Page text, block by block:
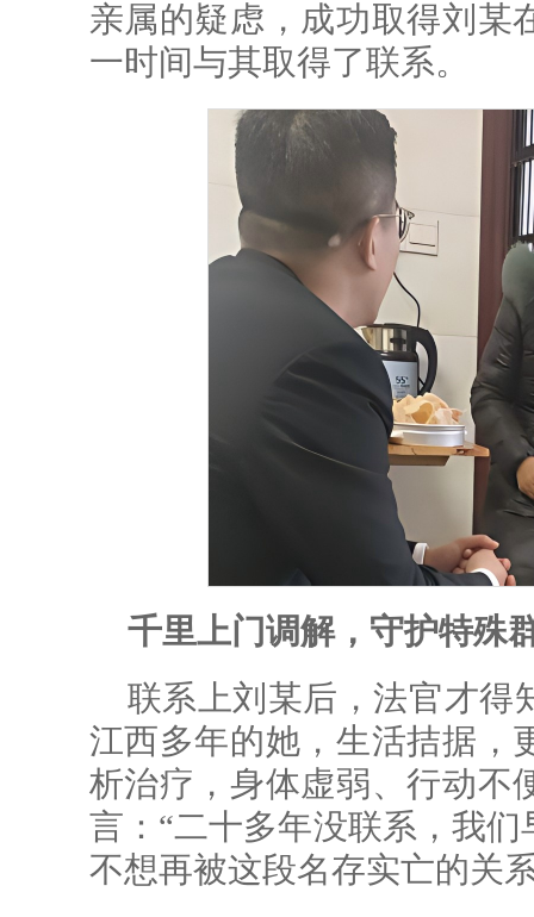
亲属的疑虑，成功取得刘某
一时间与其取得了联系。
千里上门调解，守护特殊
联系上刘某后，法官才得
江西多年的她，生活拮据，
析治疗，身体虚弱、行动不
言：“二十多年没联系，我
不想再被这段名存实亡的关